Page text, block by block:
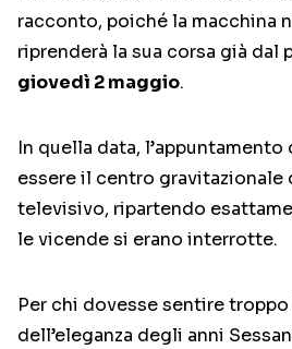
racconto, poiché la macchina
riprenderà la sua corsa già dal
giovedì 2 maggio.
In quella data,
essere il centro gravitazionale
televisivo, ripartendo
le vicende si erano interrotte.
Per chi dovesse sentire troppo
dell’eleganza degli anni